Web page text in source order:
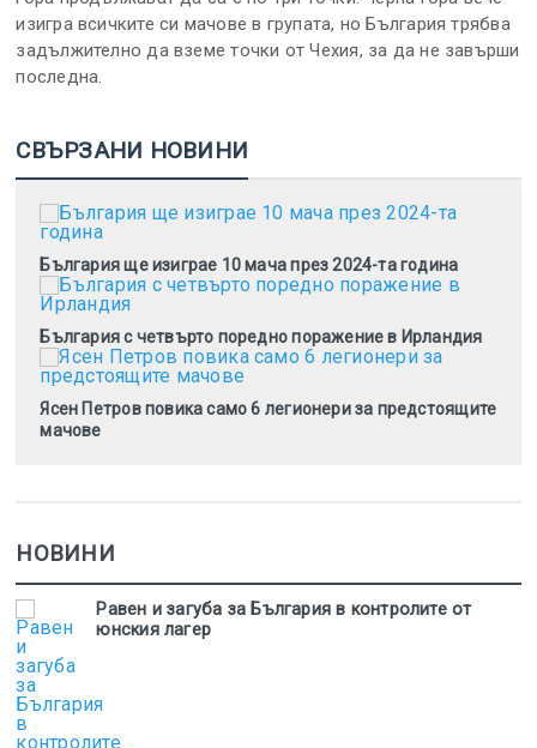
изигра всичките си мачове в групата, но България трябва
задължително да вземе точки от Чехия, за да не завърши
последна.
СВЪРЗАНИ НОВИНИ
България ще изиграе 10 мача през 2024-та година
България с четвърто поредно поражение в Ирландия
Ясен Петров повика само 6 легионери за предстоящите
мачове
НОВИНИ
Равен и загуба за България в контролите от
юнския лагер